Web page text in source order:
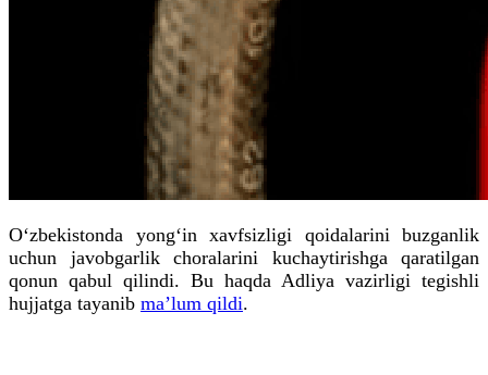
O‘zbekistonda yong‘in xavfsizligi qoidalarini buzganlik
uchun javobgarlik choralarini kuchaytirishga qaratilgan
qonun qabul qilindi. Bu haqda Adliya vazirligi tegishli
hujjatga tayanib ma’lum qildi.